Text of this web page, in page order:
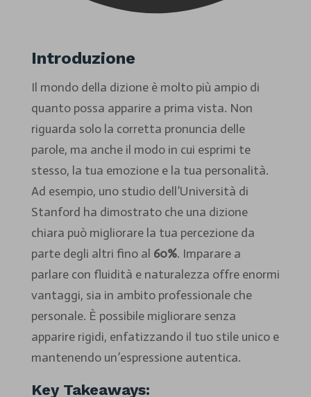
Introduzione
Il mondo della dizione è molto più ampio di
quanto possa apparire a prima vista. Non
riguarda solo la corretta pronuncia delle
parole, ma anche il modo in cui esprimi te
stesso, la tua emozione e la tua personalità.
Ad esempio, uno studio dell’Università di
Stanford ha dimostrato che una dizione
chiara può migliorare la tua percezione da
parte degli altri fino al 60%. Imparare a
parlare con fluidità e naturalezza offre enormi
vantaggi, sia in ambito professionale che
personale. È possibile migliorare senza
apparire rigidi, enfatizzando il tuo stile unico e
mantenendo un’espressione autentica.
Key Takeaways: